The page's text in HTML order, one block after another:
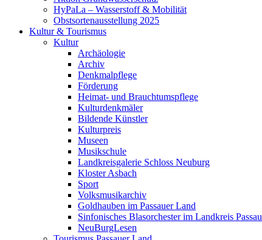
HyPaLa – Wasserstoff & Mobilität
Obstsortenausstellung 2025
Kultur & Tourismus
Kultur
Archäologie
Archiv
Denkmalpflege
Förderung
Heimat- und Brauchtumspflege
Kulturdenkmäler
Bildende Künstler
Kulturpreis
Museen
Musikschule
Landkreisgalerie Schloss Neuburg
Kloster Asbach
Sport
Volksmusikarchiv
Goldhauben im Passauer Land
Sinfonisches Blasorchester im Landkreis Passau
NeuBurgLesen